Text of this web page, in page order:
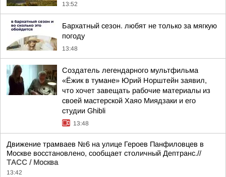
13:52
Бархатный сезон. любят не только за мягкую
погоду
13:48
Создатель легендарного мультфильма
«Ёжик в тумане» Юрий Норштейн заявил,
что хочет завещать рабочие материалы из
своей мастерской Хаяо Миядзаки и его
студии Ghibli
13:48
Движение трамваев №6 на улице Героев Панфиловцев в
Москве восстановлено, сообщает столичный Дептранс.//
ТАСС / Москва
13:42